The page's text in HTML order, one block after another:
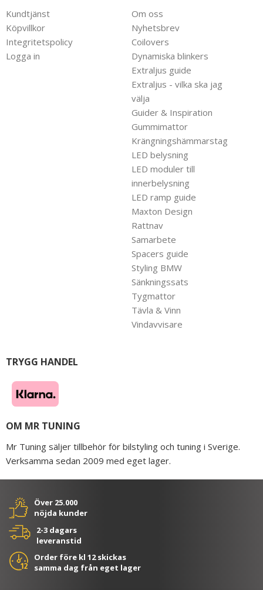
Kundtjänst
Köpvillkor
Integritetspolicy
Logga in
Om oss
Nyhetsbrev
Coilovers
Dynamiska blinkers
Extraljus guide
Extraljus - vilka ska jag
välja
Guider & Inspiration
Gummimattor
Krängningshämmarstag
LED belysning
LED moduler till
innerbelysning
LED ramp guide
Maxton Design
Rattnav
Samarbete
Spacers guide
Styling BMW
Sänkningssats
Tygmattor
Tävla & Vinn
Vindavvisare
TRYGG HANDEL
OM MR TUNING
Mr Tuning säljer tillbehör för bilstyling och tuning i Sverige.
Verksamma sedan 2009 med eget lager.
Över 25.000
nöjda kunder
2-3 dagars
leveranstid
Order före kl 12 skickas
samma dag från eget lager